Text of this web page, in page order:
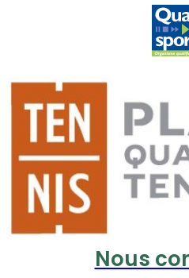
Nous